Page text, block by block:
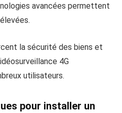
avancées permettent
la sécurité des biens et
4G
utilisateurs.
pour installer un